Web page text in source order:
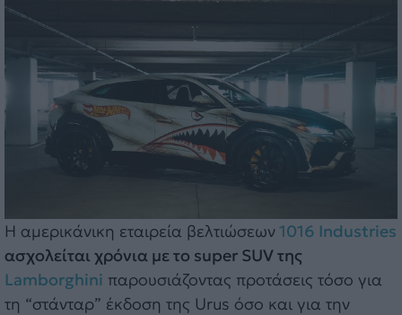
Η αμερικάνικη εταιρεία βελτιώσεων1016 Industries
ασχολείται χρόνια με το super SUV της
Lamborghini παρουσιάζοντας προτάσεις τόσο για
τη “στάνταρ” έκδοση της Urus όσο και για την